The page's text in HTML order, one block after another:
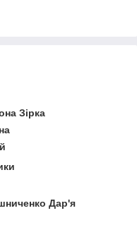
Зірка
Дар'я